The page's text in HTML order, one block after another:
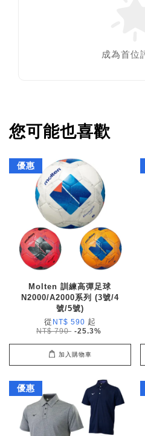
成為首位
您可能也喜歡
優惠
Molten 訓練高彈足球
N2000/A2000系列 (3號/4
號/5號)
從 NT$ 590 起
NT$ 790 -25.3%
加入購物車
優惠